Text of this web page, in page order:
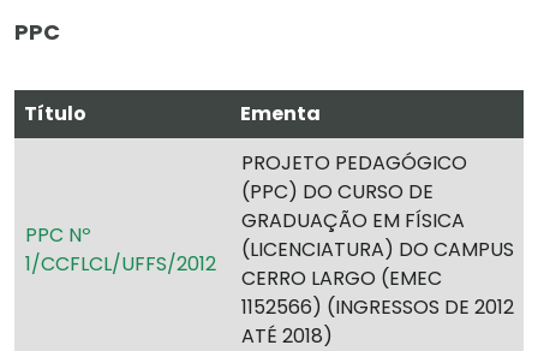
PPC
Título Ementa
PPC Nº
1/CCFLCL/UFFS/2012
PROJETO PEDAGÓGICO
(PPC) DO CURSO DE
GRADUAÇÃO EM FÍSICA
(LICENCIATURA) DO CAMPUS
CERRO LARGO (EMEC
1152566) (INGRESSOS DE 2012
ATÉ 2018)